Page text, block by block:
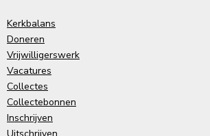
Kerkbalans
Doneren
Vrijwilligerswerk
Vacatures
Collectes
Collectebonnen
Inschrijven